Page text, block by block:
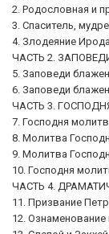
2. Родословная и
3. Спаситель,
4. Злодеяние
ЧАСТЬ 2.
5. Заповеди
6. Заповеди
ЧАСТЬ 3.
7. Господня
8. Молитва
9. Молитва
10. Господня
ЧАСТЬ 4.
11. Призвание
12. Ознаменование